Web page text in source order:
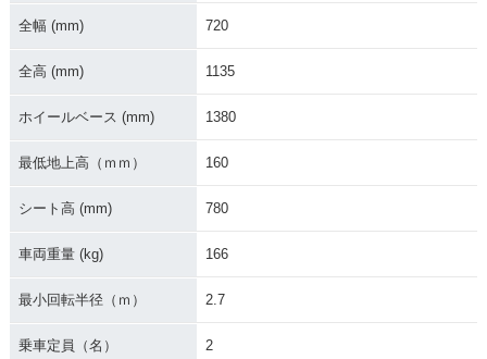
2019年 YZF-R25 A
BS Monster Energy
dition・特別・限定
2019年 YZF-R25 A
2019年 YZF-R25 A
2018年 YZF-R25 A
全幅 (mm) 720
全高 (mm) 1135
ホイールベース (mm) 1380
最低地上高（ｍｍ） 160
シート高 (mm) 780
車両重量 (kg) 166
最小回転半径（ｍ） 2.7
乗車定員（名） 2